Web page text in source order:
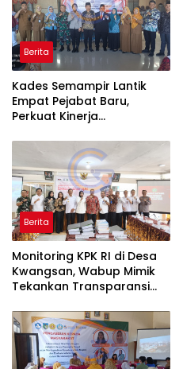
Berita
Kades Semampir Lantik
Empat Pejabat Baru,
Perkuat Kinerja
Penyegaran Organisasi
Berita
Monitoring KPK RI di Desa
Kwangsan, Wabup Mimik
Tekankan Transparansi